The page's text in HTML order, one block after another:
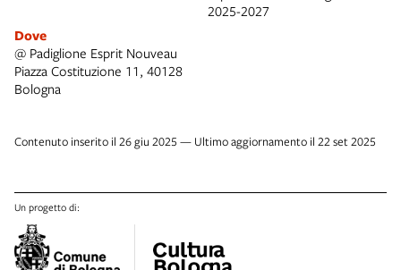
2025-2027
Dove
@ Padiglione Esprit Nouveau
Piazza Costituzione 11, 40128
Bologna
Contenuto inserito il 26 giu 2025 — Ultimo aggiornamento il 22 set 2025
Un progetto di: